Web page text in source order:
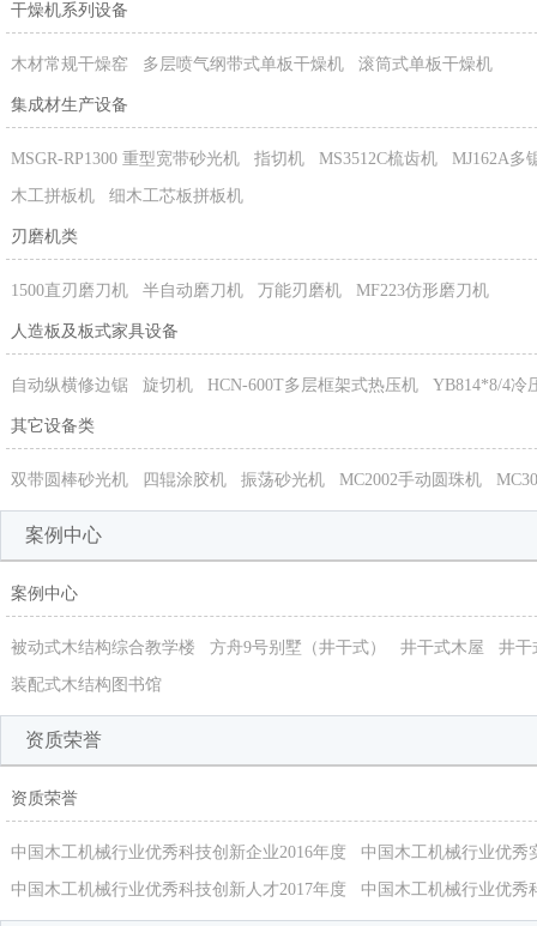
干燥机系列设备
木材常规干燥窑 多层喷气纲带式单板干燥机 滚筒式单板干燥机
集成材生产设备
MSGR-RP1300 重型宽带砂光机 指切机 MS3512C梳齿机 MJ162A多
木工拼板机 细木工芯板拼板机
刃磨机类
1500直刃磨刀机 半自动磨刀机 万能刃磨机 MF223仿形磨刀机
人造板及板式家具设备
自动纵横修边锯 旋切机 HCN-600T多层框架式热压机 YB814*8/4冷
其它设备类
双带圆棒砂光机 四辊涂胶机 振荡砂光机 MC2002手动圆珠机
案例中心
案例中心
被动式木结构综合教学楼 方舟9号别墅（井干式） 井干式木屋 井干
装配式木结构图书馆
资质荣誉
资质荣誉
中国木工机械行业优秀科技创新企业2016年度 中国木工机械行业优秀
中国木工机械行业优秀科技创新人才2017年度 中国木工机械行业优秀